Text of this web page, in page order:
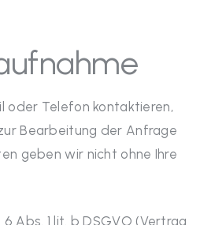
oder Telefon kontaktieren,
Bearbeitung der Anfrage
geben wir nicht ohne Ihre
6 Abs. 1 lit. b DSGVO (Vertrag